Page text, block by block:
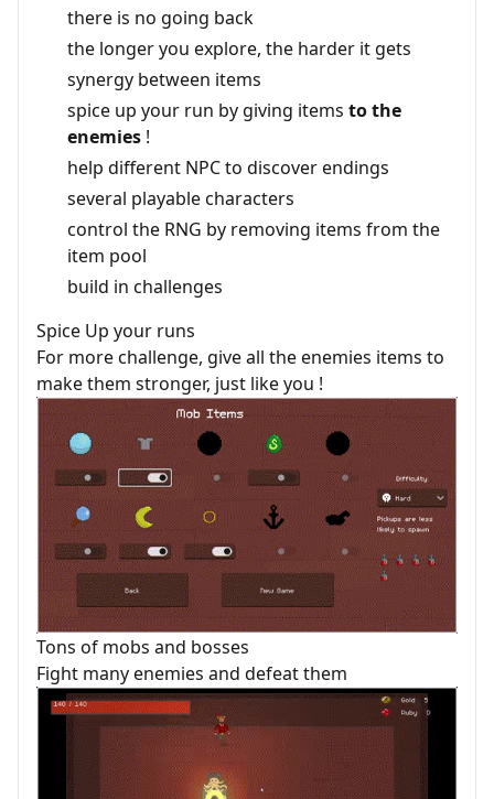
there is no going back
the longer you explore, the harder it gets
synergy between items
spice up your run by giving items to the
enemies !
help different NPC to discover endings
several playable characters
control the RNG by removing items from the
item pool
build in challenges
Spice Up your runs
For more challenge, give all the enemies items to
make them stronger, just like you !
Tons of mobs and bosses
Fight many enemies and defeat them